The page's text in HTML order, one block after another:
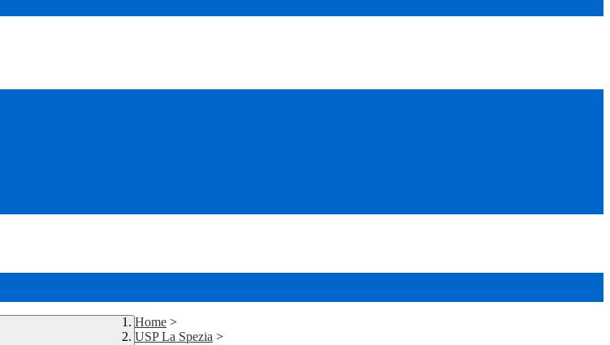
Home >
USP La Spezia >